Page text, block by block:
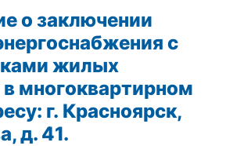
о заключении
с
жилых
многоквартирном
г. Красноярск,
д. 41.